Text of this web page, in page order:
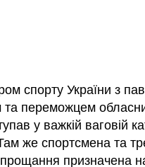
спорту України з
переможцем
у важкій ваговій
же спортсмена та
призначена